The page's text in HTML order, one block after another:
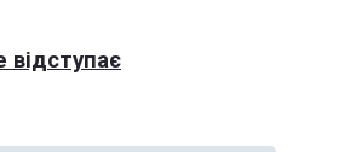
відступає